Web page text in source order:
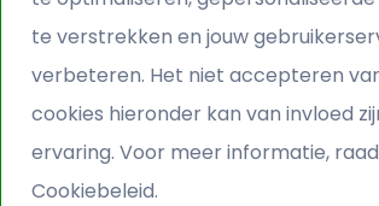
te verstrekken en jouw
verbeteren. Het niet accepteren
cookies hieronder kan van invloed
ervaring. Voor meer informatie,
Cookiebeleid.